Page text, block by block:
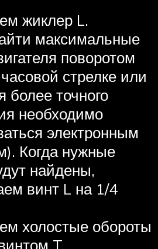
жиклер L.
максимальные
поворотом
стрелке или
более точного
необходимо
электронным
Когда нужные
найдены,
винт L на 1/4
холостые обороты
T.